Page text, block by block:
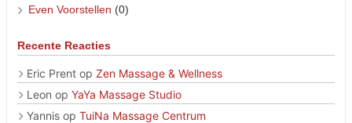
Even Voorstellen (0)
Recente Reacties
Eric Prent op Zen Massage & Wellness
Leon op YaYa Massage Studio
Yannis op TuiNa Massage Centrum